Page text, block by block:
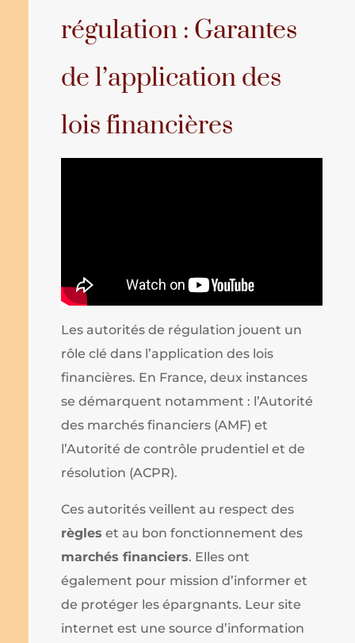
régulation : Garantes
de l’application des
lois financières
Les autorités de régulation jouent un
rôle clé dans l’application des lois
financières. En France, deux instances
se démarquent notamment : l’Autorité
des marchés financiers (AMF) et
l’Autorité de contrôle prudentiel et de
résolution (ACPR).
Ces autorités veillent au respect des
règles et au bon fonctionnement des
marchés financiers. Elles ont
également pour mission d’informer et
de protéger les épargnants. Leur site
internet est une source d’information